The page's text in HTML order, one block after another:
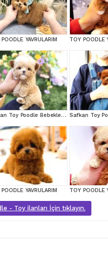
YAVRULARIM TOY POODLE
Safkan Toy Poodle Bebeklerimiz
YAVRULARIM TOY POODLE
- Toy ilanları İçin tıklayın.